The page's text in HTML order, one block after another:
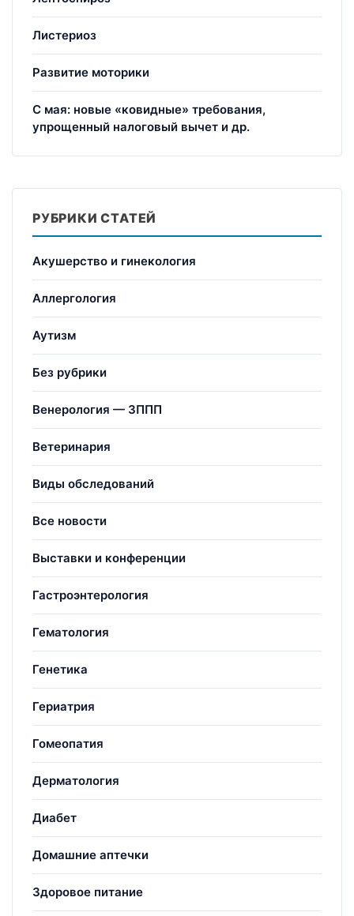
Листериоз
Развитие моторики
С мая: новые «ковидные» требования,
упрощенный налоговый вычет и др.
РУБРИКИ СТАТЕЙ
Акушерство и гинекология
Аллергология
Аутизм
Без рубрики
Венерология — ЗППП
Ветеринария
Виды обследований
Все новости
Выставки и конференции
Гастроэнтерология
Гематология
Генетика
Гериатрия
Гомеопатия
Дерматология
Диабет
Домашние аптечки
Здоровое питание